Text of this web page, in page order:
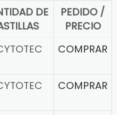
DE
PEDIDO /
PRECIO
COMPRAR
COMPRAR